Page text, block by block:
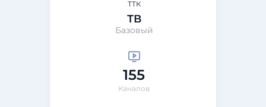
ТТК
ТВ
Базовый
155
Каналов